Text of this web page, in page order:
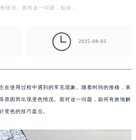
情况。面对这一问题，如何…
 2025-08-03
在使用过程中遇到的常见现象。随着时间的推移，表
原因而出现变色情况。面对这一问题，如何有效地解
变色的技巧盘点。